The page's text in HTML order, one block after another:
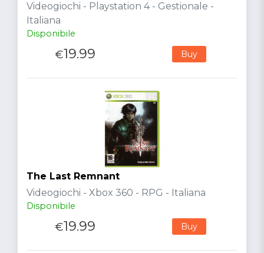
Videogiochi - Playstation 4 - Gestionale -
Italiana
Disponibile
€19.99 Buy
The Last Remnant
Videogiochi - Xbox 360 - RPG - Italiana
Disponibile
€19.99 Buy